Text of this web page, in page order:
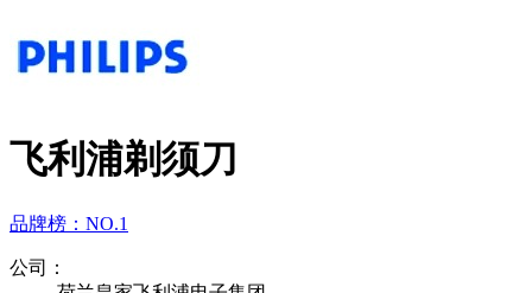
飞利浦剃须刀
品牌榜： NO.1
公司：